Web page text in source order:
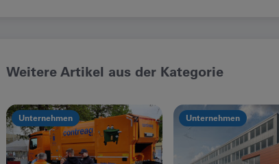
Weitere Artikel aus der Kategorie
Unternehmen Unternehmen